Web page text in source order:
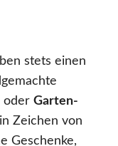
stets einen
oder Garten-
Zeichen von
Geschenke,